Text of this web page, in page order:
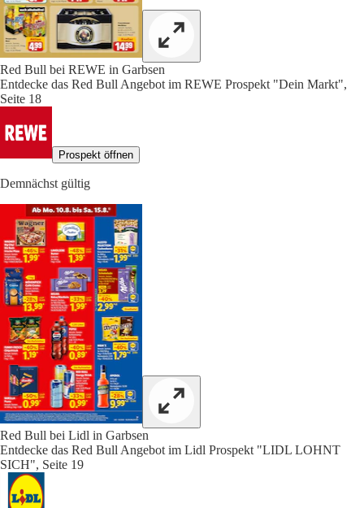
Red Bull bei REWE in Garbsen
Entdecke das Red Bull Angebot im REWE Prospekt "Dein Markt",
Seite 18
Prospekt öffnen
Demnächst gültig
Red Bull bei Lidl in Garbsen
Entdecke das Red Bull Angebot im Lidl Prospekt "LIDL LOHNT
SICH", Seite 19